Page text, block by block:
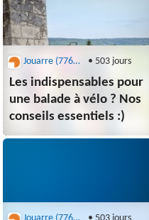
Jouarre (77640) - office de tourisme • 503 jours
Les indispensables pour
une balade à vélo ? Nos
conseils essentiels :)